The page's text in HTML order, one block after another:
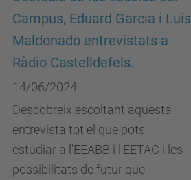
Campus, Eduard Garcia i Luis
Maldonado entrevistats a
Ràdio Castelldefels.
14/06/2024
Descobreix escoltant aquesta
entrevista tot el que pots
estudiar a l'EEABB i l'EETAC i les
possibilitats de futur que